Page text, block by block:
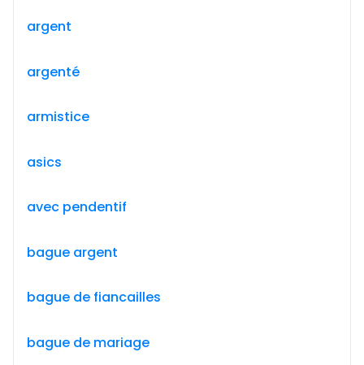
argent
argenté
armistice
asics
avec pendentif
bague argent
bague de fiancailles
bague de mariage